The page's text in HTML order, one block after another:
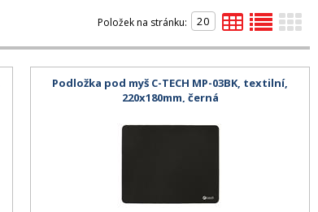
Položek na stránku:
Podložka pod myš C-TECH MP-03BK, textilní,
220x180mm, černá